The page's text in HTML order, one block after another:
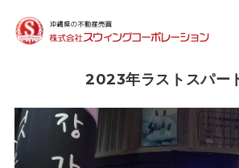
事業内容
取扱物件
2023年ラストスパー